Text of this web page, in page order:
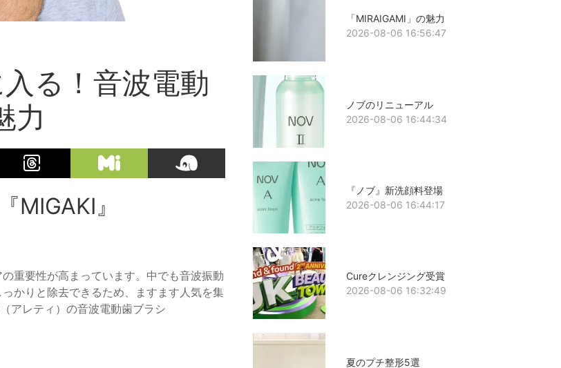
る！音波電動
力
MIGAKI』
重要性が高まっています。中でも音波振動
かりと除去できるため、ますます人気を集
アレティ）の音波電動歯ブラシ
「MIRAIGAMI」の魅力
2026-08-06 16:56:47
ノブのリニューアル
2026-08-06 16:44:34
『ノブ』新洗顔料登場
2026-08-06 16:44:17
Cureクレンジング受賞
2026-08-06 16:32:49
夏のプチ整形5選